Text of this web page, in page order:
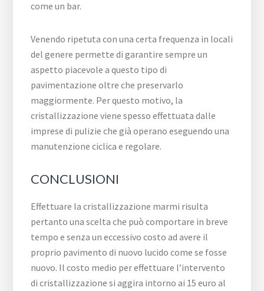
come un bar.
Venendo ripetuta con una certa frequenza in locali
del genere permette di garantire sempre un
aspetto piacevole a questo tipo di
pavimentazione oltre che preservarlo
maggiormente. Per questo motivo, la
cristallizzazione viene spesso effettuata dalle
imprese di pulizie che già operano eseguendo una
manutenzione ciclica e regolare.
CONCLUSIONI
Effettuare la cristallizzazione marmi risulta
pertanto una scelta che può comportare in breve
tempo e senza un eccessivo costo ad avere il
proprio pavimento di nuovo lucido come se fosse
nuovo. Il costo medio per effettuare l’intervento
di cristallizzazione si aggira intorno ai 15 euro al